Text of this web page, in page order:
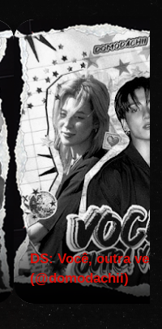
DS: Você, outra vez!
(@domodachii)